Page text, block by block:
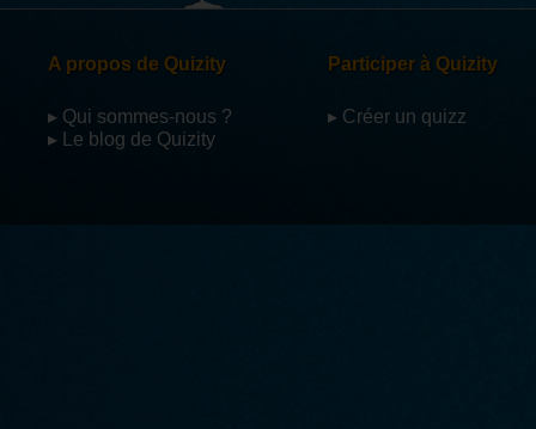
A propos de Quizity
▸ Qui sommes-nous ?
▸ Le blog de Quizity
Participer à Quizity
▸ Créer un quizz